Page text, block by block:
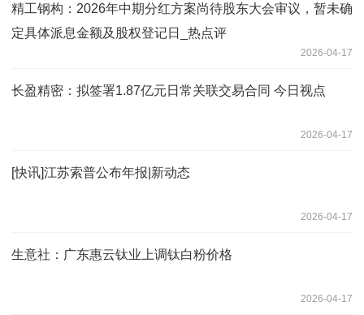
精工钢构：2026年中期分红方案尚待股东大会审议，暂未确
定具体派息金额及股权登记日_热点评
2026-04-17
长盈精密：拟签署1.87亿元日常关联交易合同 今日视点
2026-04-17
[快讯]江苏索普公布年报|新动态
2026-04-17
生意社：广东惠云钛业上调钛白粉价格
2026-04-17